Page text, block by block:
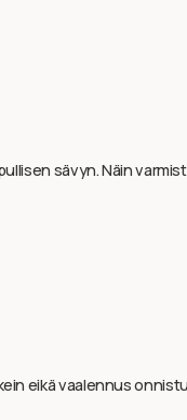
sävyn. Näin
eikä vaalennus